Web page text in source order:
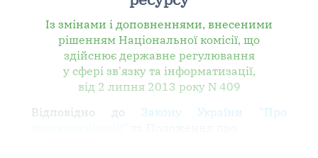
Із змінами і доповненнями, внесеними
рішенням Національної комісії, що
здійснює державне регулювання
у сфері зв'язку та інформатизації,
від 2 липня 2013 року N 409
Відповідно до Закону України "Про